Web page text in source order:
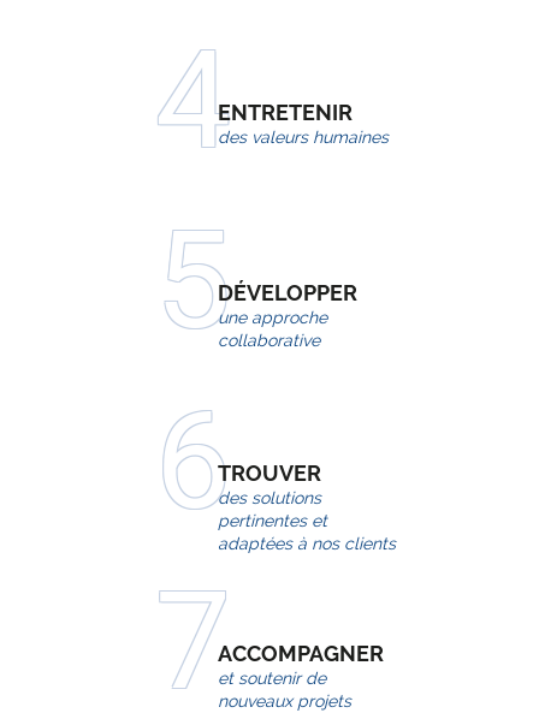
ENTRETENIR
des valeurs humaines
DÉVELOPPER
une approche
collaborative
TROUVER
des solutions
pertinentes et
adaptéesà nos clients
ACCOMPAGNER
et soutenir de
nouveaux projets